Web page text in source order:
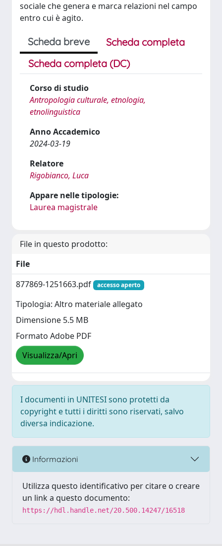
sociale che genera e marca relazioni nel campo
entro cui è agito.
Scheda breve
Scheda completa
Scheda completa (DC)
Corso di studio
Antropologia culturale, etnologia,
etnolinguistica
Anno Accademico
2024-03-19
Relatore
Rigobianco, Luca
Appare nelle tipologie:
Laurea magistrale
File in questo prodotto:
File
877869-1251663.pdf
accesso aperto
Tipologia: Altro materiale allegato
Dimensione 5.5 MB
Formato Adobe PDF
Visualizza/Apri
I documenti in UNITESI sono protetti da
copyright e tutti i diritti sono riservati, salvo
diversa indicazione.
Informazioni
Utilizza questo identificativo per citare o creare
un link a questo documento:
https://hdl.handle.net/20.500.14247/16518